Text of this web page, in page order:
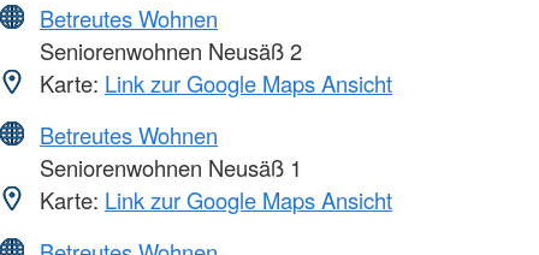
Betreutes Wohnen
Seniorenwohnen Neusäß 2
Karte: Link zur Google Maps Ansicht
Betreutes Wohnen
Seniorenwohnen Neusäß 1
Karte: Link zur Google Maps Ansicht